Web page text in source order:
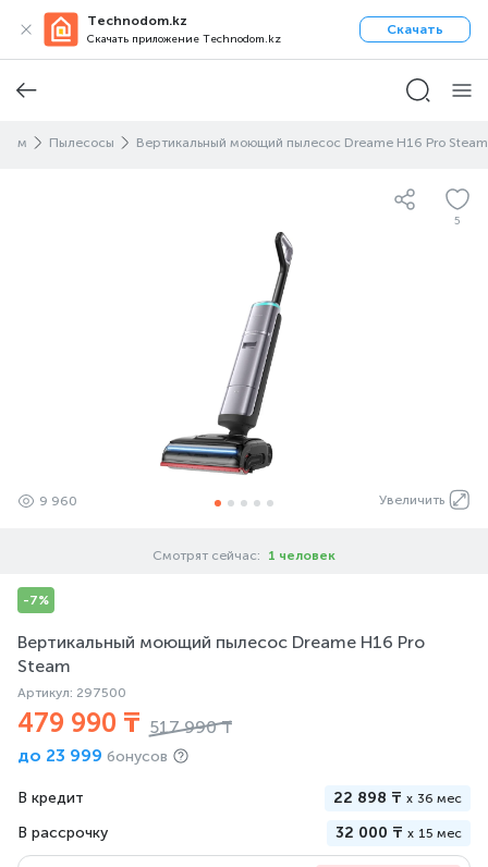
Technodom.kz
Скачать приложение Technodom.kz
Скачать
Пылесосы Вертикальный моющий пылесос Dreame H16 Pro Steam
5
Увеличить
9 960
Смотрят сейчас: 1 человек
-7%
Вертикальный моющий пылесос Dreame H16 Pro
Steam
Артикул: 297500
479 990 ₸ 517 990 ₸
до 23 999 бонусов
В кредит 22 898 ₸ x 36 мес
В рассрочку 32 000 ₸ x 15 мес